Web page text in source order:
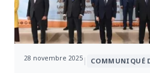
28 novembre 2025 | COMMUNIQUÉ